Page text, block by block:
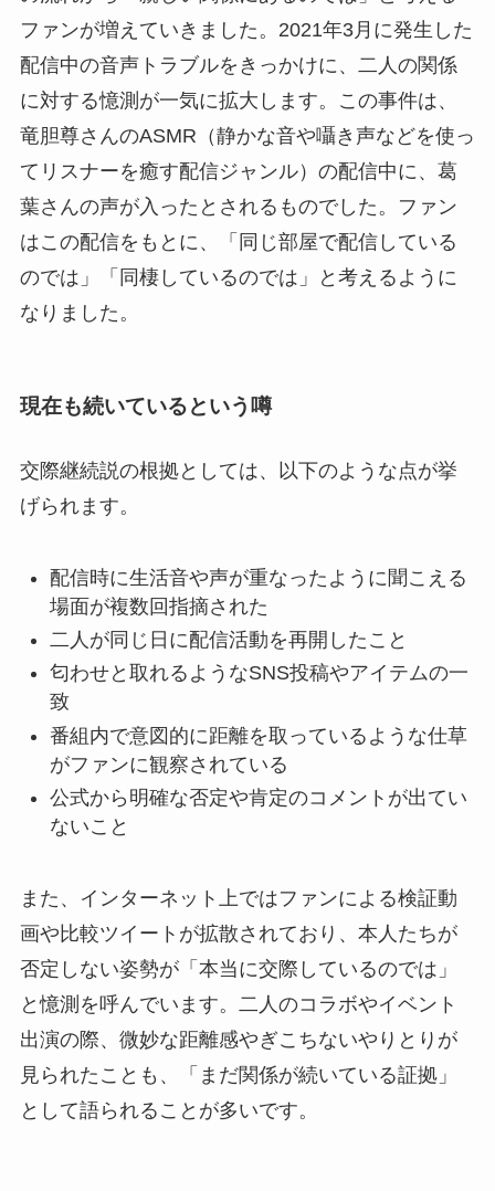
ファンが増えていきました。2021年3月に発生した
配信中の音声トラブルをきっかけに、二人の関係
に対する憶測が一気に拡大します。この事件は、
竜胆尊さんのASMR（静かな音や囁き声などを使っ
てリスナーを癒す配信ジャンル）の配信中に、葛
葉さんの声が入ったとされるものでした。ファン
はこの配信をもとに、「同じ部屋で配信している
のでは」「同棲しているのでは」と考えるように
なりました。
現在も続いているという噂
交際継続説の根拠としては、以下のような点が挙
げられます。
配信時に生活音や声が重なったように聞こえる
場面が複数回指摘された
二人が同じ日に配信活動を再開したこと
匂わせと取れるようなSNS投稿やアイテムの一
致
番組内で意図的に距離を取っているような仕草
がファンに観察されている
公式から明確な否定や肯定のコメントが出てい
ないこと
また、インターネット上ではファンによる検証動
画や比較ツイートが拡散されており、本人たちが
否定しない姿勢が「本当に交際しているのでは」
と憶測を呼んでいます。二人のコラボやイベント
出演の際、微妙な距離感やぎこちないやりとりが
見られたことも、「まだ関係が続いている証拠」
として語られることが多いです。